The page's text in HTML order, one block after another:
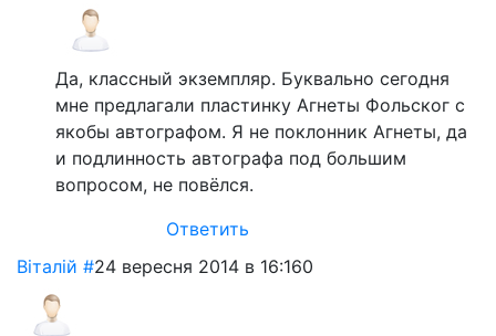
Да, классный экземпляр. Буквально сегодня
мне предлагали пластинку Агнеты Фольског с
якобы автографом. Я не поклонник Агнеты, да
и подлинность автографа под большим
вопросом, не повёлся.
Ответить
Віталій #24 вересня 2014 в 16:160